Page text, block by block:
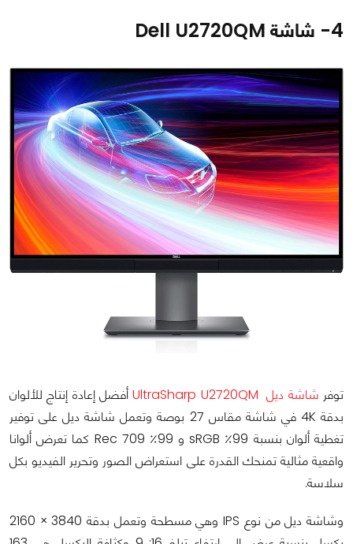
4- شاشة Dell U2720QM
توفر شاشة ديل UltraSharp U2720QM
أفضل إعادة إنتاج للألوان
بدقة 4K في شاشة مقاس 27 بوصة وتعمل شاشة ديل على توفير
تغطية ألوان بنسبة 99٪ sRGB و 99٪ Rec 709 كما تعرض ألوانا
واقعية مثالية تمنحك القدرة على استعراض الصور وتحرير الفيديو بكل
سلاسة.
وشاشة ديل من نوع IPS وهي مسطحة وتعمل بدقة 3840 × 2160